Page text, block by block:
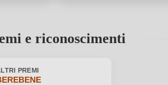
e riconoscimenti
PREMI